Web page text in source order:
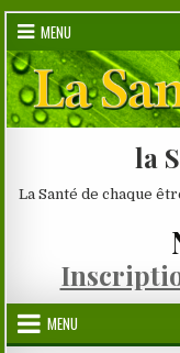
Skip
content
MENU
la
La Santé de chaque
MENU